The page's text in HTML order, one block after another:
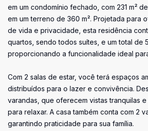
em um condomínio fechado, com 231 m²
em um terreno de 360 m². Projetada para
de vida e privacidade, esta residência
quartos, sendo todos suítes, e um total de
proporcionando a funcionalidade ideal
Com 2 salas de estar, você terá espaços
distribuídos para o lazer e convivência.
varandas, que oferecem vistas tranquilas
para relaxar. A casa também conta com 2
garantindo praticidade para sua família.